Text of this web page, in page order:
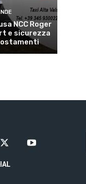
NCC Roger
e sicurezza